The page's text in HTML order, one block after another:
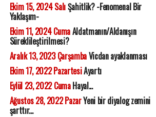
Ekim 15, 2024 SalıŞahitlik? -Fenomenal Bir
Yaklaşım-
Ekim 11, 2024 CumaAldatmanın/Aldanışın
Süreklileştirilmesi?
Aralık 13, 2023 ÇarşambaVicdan ayaklanması
Ekim 17, 2022 PazartesiAyartı
Eylül 23, 2022 CumaHayal...
Ağustos 28, 2022 PazarYeni bir diyalog zemini
şarttır...